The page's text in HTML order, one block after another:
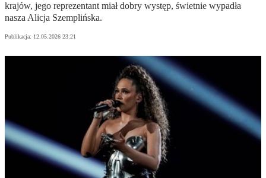
krajów, jego reprezentant miał dobry występ, świetnie wypadła
nasza Alicja Szemplińska.
Publikacja: 12.05.2026 23:21